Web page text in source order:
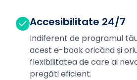
Accesibilitate 24/7
Indiferent de programul
acest e-book oricând și
flexibilitatea de care ai
pregăti eficient.